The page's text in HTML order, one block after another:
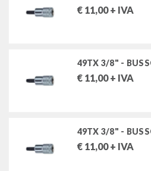
€ 11,00+ IVA
49TX 3/8" -
€ 11,00+ IVA
49TX 3/8" -
€ 11,00+ IVA